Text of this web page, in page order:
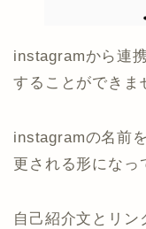
instagramから連
することができま
instagramの名前
更される形になっ
自己紹介文とリ